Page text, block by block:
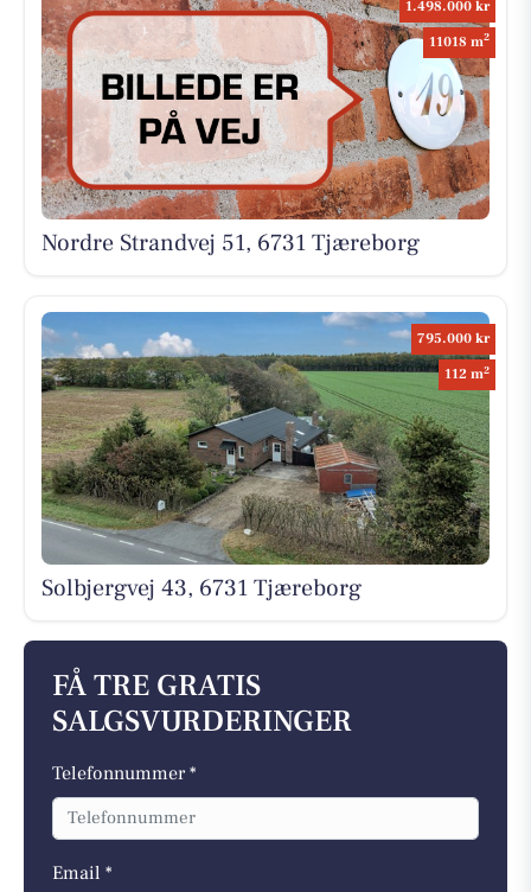
1.498.000 kr
11018 m2
Nordre Strandvej 51, 6731 Tjæreborg
795.000 kr
112 m2
Solbjergvej 43, 6731 Tjæreborg
FÅ TRE GRATIS
SALGSVURDERINGER
Telefonnummer *
Email *